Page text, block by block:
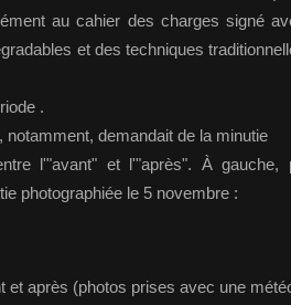
au cahier des charges signé
et des techniques
.
demandait de la minutie
l'"avant" et l'"après". À gauche,
photographiée le 5 novembre :
et après (photos prises avec une